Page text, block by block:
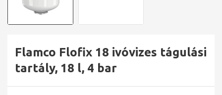
Flamco Flofix 18 ivóvizes tágulási
tartály, 18 l, 4 bar